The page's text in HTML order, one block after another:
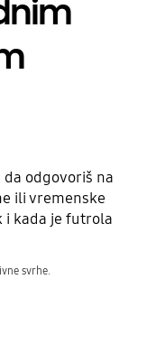
odgovoriš na
ili vremenske
i kada je futrola
svrhe.